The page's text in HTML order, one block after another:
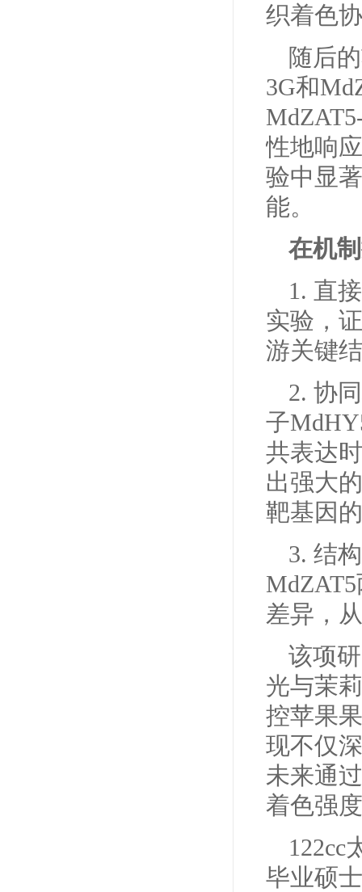
织着色
随后
3G和
性地响
验中显
能。
在机
1. 直
实验，
游关键
2. 协
子
共表达
出强大
靶基因
3. 结
差异，
该项
光与茉
控苹果
现不仅
未来通
着色强
122cc
毕业硕